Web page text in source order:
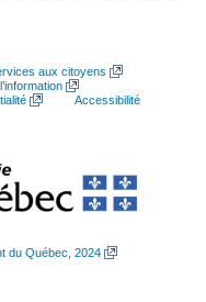
aux citoyens
Accessibilité
du Québec, 2024